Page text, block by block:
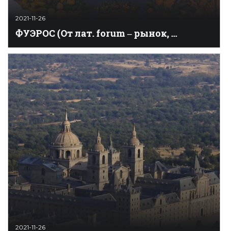
2021-11-26
ФУЭРОС (От лат. forum ‒ рынок, ...
Основная форма законодательства (до XIV века) в
странах Пиренейского полуострова. Выделяют
несколько видов фуэрос: 1) свод законов общего
характера для всех подданных (Вестготская правда
– это первое фуэро такого вида), издававшийся с
целью унификации законодательства; 2) хартии
феодальных
2021-11-26